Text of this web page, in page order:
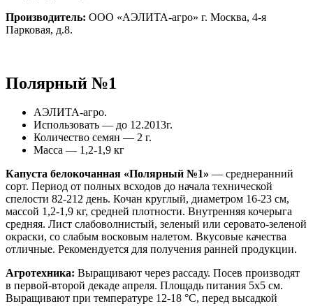
Производитель: ООО «АЭЛИТА-агро» г. Москва, 4-я
Парковая, д.8.
Полярный №1
АЭЛИТА-агро.
Использовать — до 12.2013г.
Количество семян — 2 г.
Масса — 1,2-1,9 кг
Капуста белокочанная «Полярный №1» — среднеранний
сорт. Период от полных всходов до начала технической
спелости 82-212 день. Кочан круглый, диаметром 16-23 см,
массой 1,2-1,9 кг, средней плотности. Внутренняя кочерыга
средняя. Лист слабоволнистый, зеленый или серовато-зеленой
окраски, со слабым восковым налетом. Вкусовые качества
отличные. Рекомендуется для получения ранней продукции.
Агротехника: Выращивают через рассаду. Посев производят
в первой-второй декаде апреля. Площадь питания 5х5 см.
Выращивают при температуре 12-18 °С, перед высадкой